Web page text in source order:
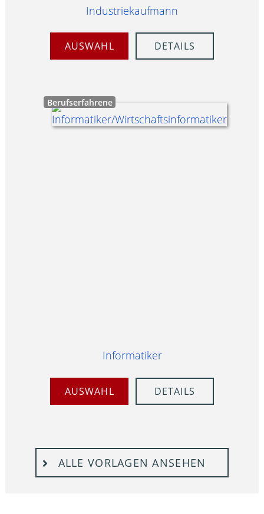
Industriekaufmann
AUSWAHL DETAILS
Berufserfahrene
Informatiker
AUSWAHL DETAILS
ALLE VORLAGEN ANSEHEN